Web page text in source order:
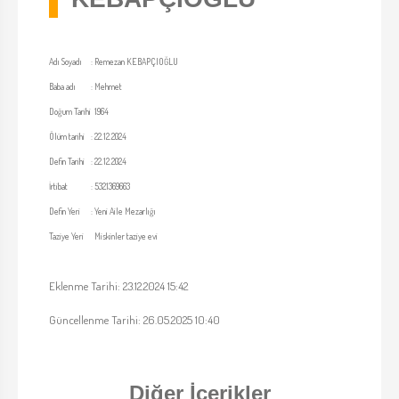
Adı Soyadı : Remezan KEBAPÇIOĞLU
Baba adı : Mehmet
Doğum Tarihi 1964
Ölüm tarihi :22.12.2024
Defin Tarihi :22.12.2024
İrtibat :5321369663
Defin Yeri :Yeni Aile Mezarlığı
Taziye Yeri Miskinler taziye evi
Eklenme Tarihi: 23.12.2024 15:42
Güncellenme Tarihi: 26.05.2025 10:40
Diğer İçerikler